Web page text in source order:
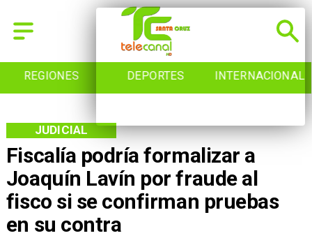
REGIONES DEPORTES INTERNACIONAL
Fiscalía podría formalizar a
Joaquín Lavín por fraude al
fisco si se confirman pruebas
en su contra
JUDICIAL